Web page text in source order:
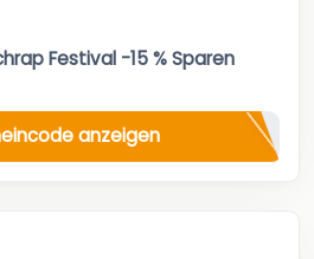
Festival -15 % Sparen
anzeigen